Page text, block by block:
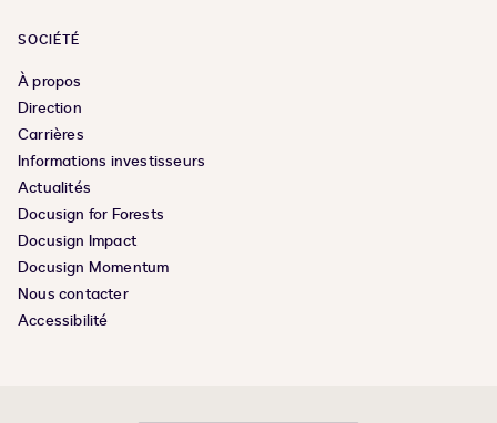
SOCIÉTÉ
À propos
Direction
Carrières
Informations investisseurs
Actualités
Docusign for Forests
Docusign Impact
Docusign Momentum
Nous contacter
Accessibilité